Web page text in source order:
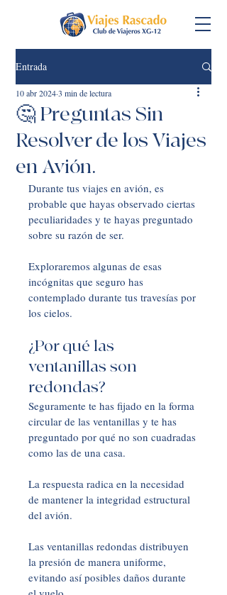
Entrada
🤔 Preguntas Sin
Resolver de los Viajes
en Avión.
10 abr 20243 min de lectura
Durante tus viajes en avión, es
probable que hayas observado ciertas
peculiaridades y te hayas preguntado
sobre su razón de ser.
Exploraremos algunas de esas
incógnitas que seguro has
contemplado durante tus travesías por
los cielos.
¿Por qué las
ventanillas son
redondas?
Seguramente te has fijado en la forma
circular de las ventanillas y te has
preguntado por qué no son cuadradas
como las de una casa.
La respuesta radica en la necesidad
de mantener la integridad estructural
del avión.
Las ventanillas redondas distribuyen
la presión de manera uniforme,
evitando así posibles daños durante